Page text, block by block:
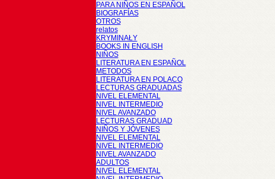
PARA NIÑOS EN ESPAÑOL
BIOGRAFÍAS
OTROS
relatos
KRYMINAŁY
BOOKS IN ENGLISH
NIÑOS
LITERATURA EN ESPAÑOL
METODOS
LITERATURA EN POLACO
LECTURAS GRADUADAS
NIVEL ELEMENTAL
NIVEL INTERMEDIO
NIVEL AVANZADO
LECTURAS GRADUAD
NIÑOS Y JÓVENES
NIVEL ELEMENTAL
NIVEL INTERMEDIO
NIVEL AVANZADO
ADULTOS
NIVEL ELEMENTAL